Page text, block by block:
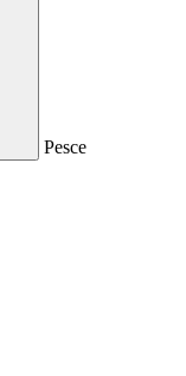
Pesce